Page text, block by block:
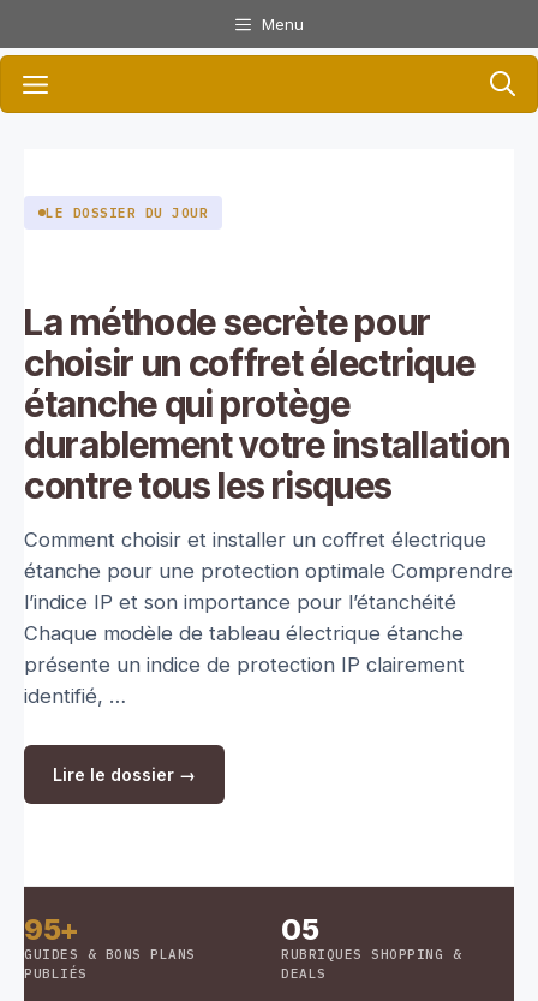
au
contenu
Menu
Menu
LE DOSSIER DU JOUR
La méthode secrète pour
choisir un coffret électrique
étanche qui protège
durablement votre installation
contre tous les risques
Comment choisir et installer un coffret électrique
étanche pour une protection optimale Comprendre
l’indice IP et son importance pour l’étanchéité
Chaque modèle de tableau électrique étanche
présente un indice de protection IP clairement
identifié, …
Lire le dossier →
95+
GUIDES & BONS PLANS
PUBLIÉS
05
RUBRIQUES SHOPPING &
DEALS